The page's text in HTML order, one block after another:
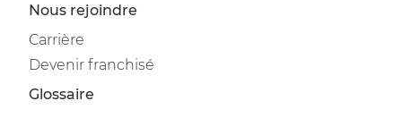
Nous rejoindre
Carrière
Devenir franchisé
Glossaire